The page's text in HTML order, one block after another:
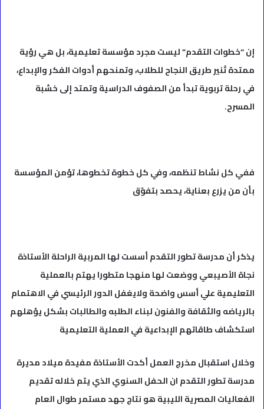
إن “خطوات التقدم” ليست مجرد مؤسسة تعليمية، بل هي رؤية
ممتدة تُنير طريق النجاح للطلاب، وتمنحهم أدوات الفكر والإبداع،
في رحلة تربوية تبدأ من الصفوف الدراسية وتمتد إلى خشبة
المسرح.
ففي كل نشاط تنظمه، وفي كل خطوة تخطوها، تؤمن المؤسسة
بأن من يزرع بعناية، يحصد بتفوّق
يذكر أن مدرسة تطور التقدم أسست لها المربية الراحلة الأستاذة
نجاة الأصيبعي ووضعت لها منهجا متطورا يهتم بالعملية
التعليمية علي أسس واضحة ولايغفل الدور الرئيسي في الاهتمام
بالرياضه والثقافة والفنون لبناء الطلبه والطالبات بشكل يؤهلهم
استكشاف طاقاتهم الإبداعية في العملية التعليمية
وخلال استقبال مخرج العمل أكدت الأستاذة مفيدة ميلاد مديرة
مدرسة تطور التقدم ان الحفل السنوي الذي يتم خلاله تقديم
الفعاليات المصرية الليبية هو نتاج جهد مستمر طوال العام